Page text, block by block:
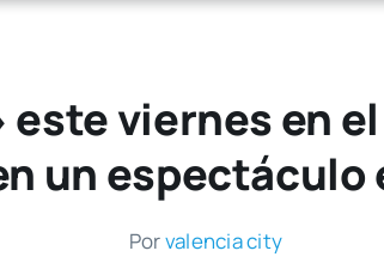
viernes en
un espectáculo
Porvalen­cia city